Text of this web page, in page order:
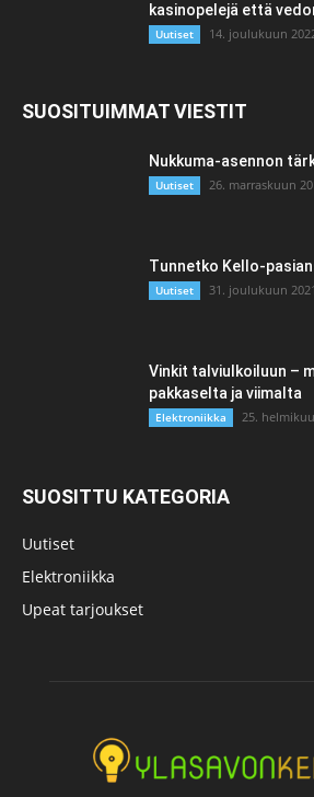
kasinopelejä että
Uutiset 14. joulukuun
SUOSITUIMMAT VIESTIT
Nukkuma-asennon
Uutiset 26. marraskuun
Tunnetko Kello-
Uutiset 31. joulukuun 2021
Vinkit talviulkoiluun –
pakkaselta ja viimalta
Elektroniikka 25.
SUOSITTU KATEGORIA
Uutiset
Elektroniikka
Upeat tarjoukset